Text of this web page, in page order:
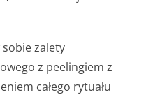
sobie zalety
z peelingiem z
całego rytuału